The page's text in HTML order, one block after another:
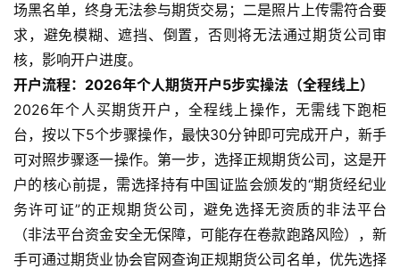
原
油
期
货
场黑名单，终身无法参与期货交易；二是照片上传需符合要
求，避免模糊、遮挡、倒置，否则将无法通过期货公司审
核，影响开户进度。
开户流程：2026年个人期货开户5步实操法（全程线上）
2026年个人买期货开户，全程线上操作，无需线下跑柜
台，按以下5个步骤操作，最快30分钟即可完成开户，新手
可对照步骤逐一操作。第一步，选择正规期货公司，这是开
户的核心前提，需选择持有中国证监会颁发的“期货经纪业
务许可证”的正规期货公司，避免选择无资质的非法平台
（非法平台资金安全无保障，可能存在卷款跑路风险），新
手可通过期货业协会官网查询正规期货公司名单，优先选择